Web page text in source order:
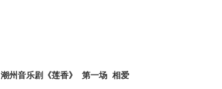
潮州音乐剧《莲香》 第一场 相爱